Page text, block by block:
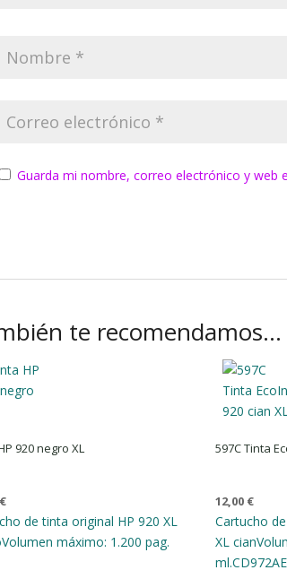
Guarda mi nombre, correo electrónico y web
te recomendamos…
920 negro XL
€
de tinta original HP 920 XL
Volumen máximo: 1.200 pag.
597C Tinta
12,00 €
Cartucho
XL cian
ml.CD972AE